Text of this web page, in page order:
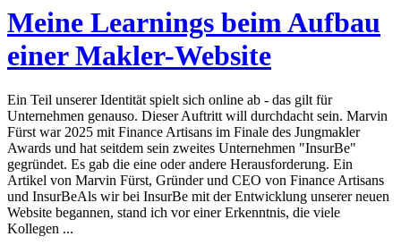
Meine Learnings beim Aufbau
einer Makler-Website
Ein Teil unserer Identität spielt sich online ab - das gilt für
Unternehmen genauso. Dieser Auftritt will durchdacht sein. Marvin
Fürst war 2025 mit Finance Artisans im Finale des Jungmakler
Awards und hat seitdem sein zweites Unternehmen "InsurBe"
gegründet. Es gab die eine oder andere Herausforderung. Ein
Artikel von Marvin Fürst, Gründer und CEO von Finance Artisans
und InsurBeAls wir bei InsurBe mit der Entwicklung unserer neuen
Website begannen, stand ich vor einer Erkenntnis, die viele
Kollegen ...